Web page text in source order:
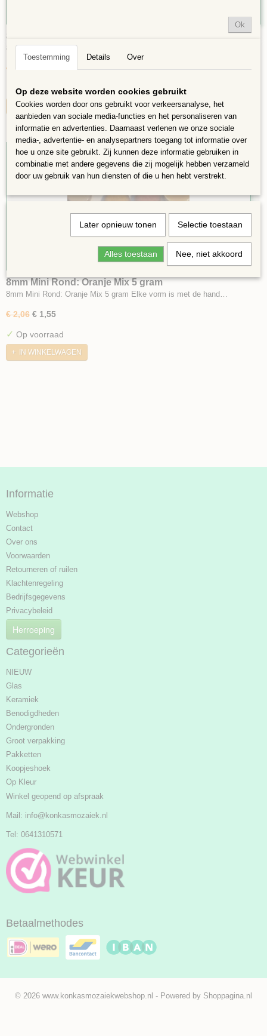
8mm Mini Moon: Vert Mix 5 gram
8mm Mini Moon: Vert Mix 5 gram Elke vorm is met de hand…
€ 2,06
Op voorraad
IN WINKELWAGEN
25%
8mm Mini Rond: Oranje Mix 5 gram
8mm Mini Rond: Oranje Mix 5 gram Elke vorm is met de hand…
€ 2,06 € 1,55
✓ Op voorraad
IN WINKELWAGEN
Informatie
Webshop
Contact
Over ons
Voorwaarden
Retourneren of ruilen
Klachtenregeling
Bedrijfsgegevens
Privacybeleid
Herroeping
Categorieën
NIEUW
Glas
Keramiek
Benodigdheden
Ondergronden
Groot verpakking
Pakketten
Koopjeshoek
Op Kleur
Winkel geopend op afspraak
Mail: info@konkasmozaiek.nl
Tel: 0641310571
Betaalmethodes
© 2026 www.konkasmozaiekwebshop.nl - Powered by Shoppagina.nl
Ok
Toestemming Details Over
Op deze website worden cookies gebruikt
Cookies worden door ons gebruikt voor verkeersanalyse, het
aanbieden van sociale media-functies en het personaliseren van
informatie en advertenties. Daarnaast verlenen we onze sociale
media-, advertentie- en analysepartners toegang tot informatie over
hoe u onze site gebruikt. Zij kunnen deze informatie gebruiken in
combinatie met andere gegevens die zij mogelijk hebben verzameld
door uw gebruik van hun diensten of die u hen hebt verstrekt.
Later opnieuw tonen Selectie toestaan
Alles toestaan Nee, niet akkoord